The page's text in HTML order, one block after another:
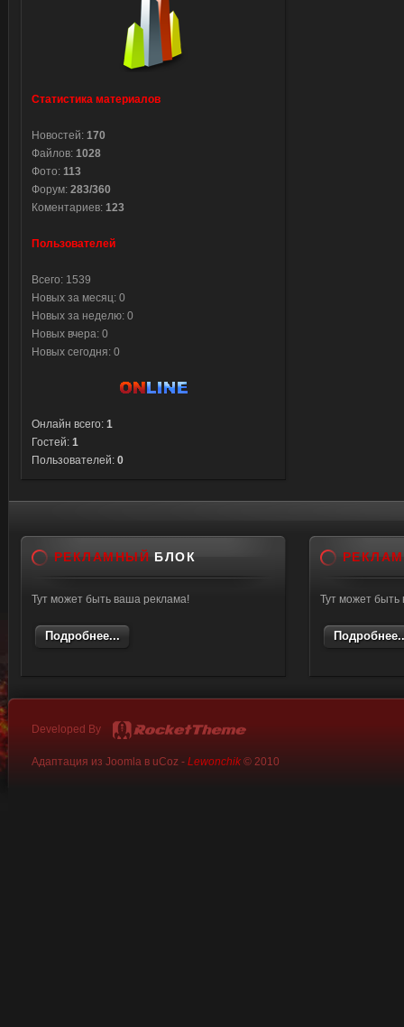
Статистика материалов
Новостей: 170
Файлов: 1028
Фото: 113
Форум: 283/360
Коментариев: 123
Пользователей
Всего: 1539
Новых за месяц: 0
Новых за неделю: 0
Новых вчера: 0
Новых сегодня: 0
Онлайн всего: 1
Гостей: 1
Пользователей: 0
РЕКЛАМНЫЙ БЛОК
Тут может быть ваша реклама!
Подробнее...
Тут может
Developed By
Адаптация из Joomla в uCoz - Lewonchik© 2010